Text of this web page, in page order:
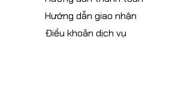
Hướng dẫn giao nhận
Điều khoản dịch vụ